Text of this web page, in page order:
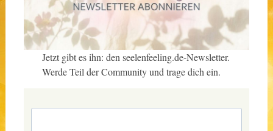
Jetzt gibt es ihn: den seelenfeeling.de-Newsletter.
Werde Teil der Community und trage dich ein.